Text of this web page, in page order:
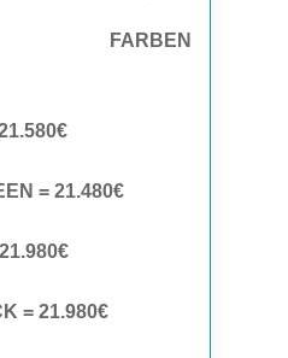
FARBEN
= 21.480€
= 21.980€